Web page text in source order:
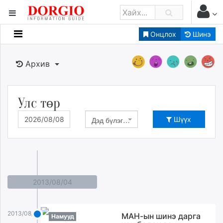
Онцлох Шинэ
Мэдээллийн
Банк санхүү
Бизнес ААН
Төрийн
news.mn
Baabar.mn
tovch.mn
Архив
Улс төр
Дэд бүлэг сонгох Шүүх
2013/08/04
2013/08/04 Намууд
МАН-ын шинэ дарга